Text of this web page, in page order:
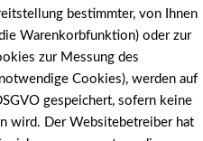
bestimmter, von Ihnen
Warenkorbfunktion) oder zur
zur Messung des
Cookies), werden auf
gespeichert, sofern keine
wird. Der Websitebetreiber hat